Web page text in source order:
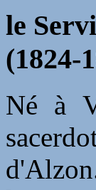
le
(1824-
Né à